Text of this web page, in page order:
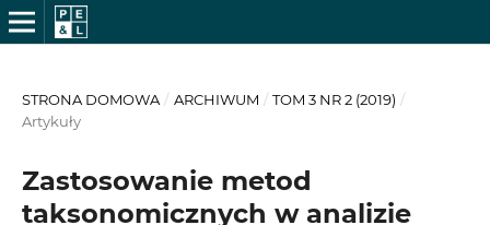
STRONA DOMOWA / ARCHIWUM / TOM 3 NR 2 (2019) /
Artykuły
Zastosowanie metod
taksonomicznych w analizie